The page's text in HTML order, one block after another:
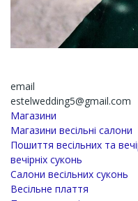
email
estelwedding5@gmail.com
Магазини
Магазини весільні салони
Пошиття весільних та
вечірніх суконь
Салони весільних суконь
Весільне плаття